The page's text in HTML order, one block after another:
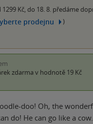
1299 Kč, do 18. 8. předáme
prodejnu )
zdarma v hodnotě 19 Kč
doo! Oh, the
do! He can go like a